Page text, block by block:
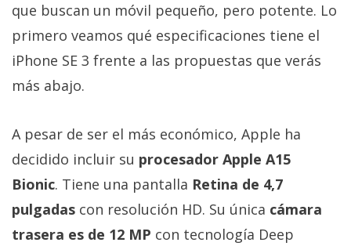
Contacto
/
nosotros
/
/
Cambiar
opciones
de
privacidad
/
que buscan un móvil pequeño, pero potente. Lo
primero veamos qué especificaciones tiene el
iPhone SE 3 frente a las propuestas que verás
más abajo.
A pesar de ser el más económico, Apple ha
decidido incluir su procesador Apple A15
Bionic. Tiene una pantalla Retina de 4,7
pulgadas con resolución HD. Su única cámara
trasera es de 12 MP con tecnología Deep